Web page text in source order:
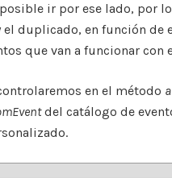
ir por ese lado, por
el duplicado, en función de
que van a funcionar con
en el método
del catálogo de